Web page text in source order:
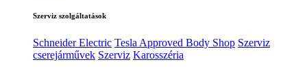
Szerviz szolgáltatások
Schneider Electric Tesla Approved Body Shop Szerviz
cserejárművek Szerviz Karosszéria